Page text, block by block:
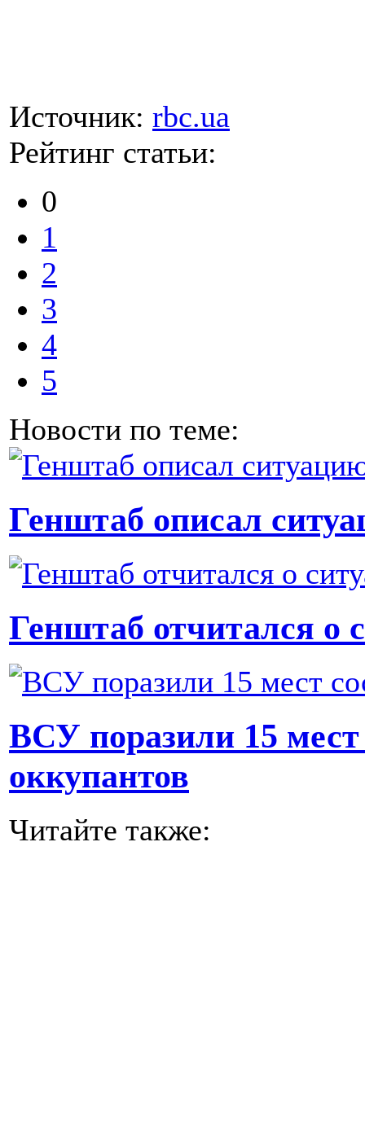
Источник: rbc.ua
Рейтинг статьи:
0
1
2
3
4
5
Новости по теме:
Генштаб описал
Генштаб отчитался о
ВСУ поразили 15 мест
оккупантов
Читайте также: